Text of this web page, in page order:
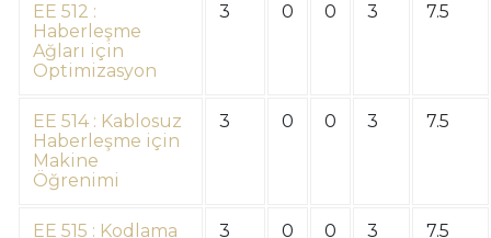
EE 512 :
Haberleşme
Ağları için
Optimizasyon
3 0 0 3 7.5
EE 514 : Kablosuz
Haberleşme için
Makine
Öğrenimi
3 0 0 3 7.5
EE 515 : Kodlama
3 0 0 3 7.5